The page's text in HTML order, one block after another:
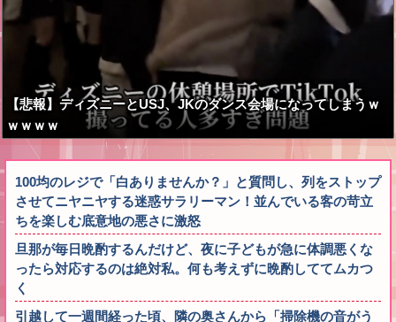
【悲報】ディズニーとUSJ、JKのダンス会場になってしまうｗ
ｗｗｗｗ
100均のレジで「白ありませんか？」と質問し、列をストップ
させてニヤニヤする迷惑サラリーマン！並んでいる客の苛立
ちを楽しむ底意地の悪さに激怒
旦那が毎日晩酌するんだけど、夜に子どもが急に体調悪くな
ったら対応するのは絶対私。何も考えずに晩酌しててムカつ
く
引越して一週間経った頃、隣の奥さんから「掃除機の音がう